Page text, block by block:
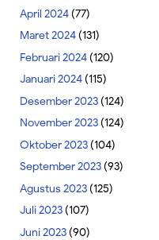
April 2024(77)
Maret 2024(131)
Februari 2024(120)
Januari 2024(115)
Desember 2023(124)
November 2023(124)
Oktober 2023(104)
September 2023(93)
Agustus 2023(125)
Juli 2023(107)
Juni 2023(90)